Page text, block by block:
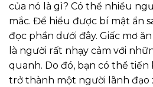
của nó là gì? Có thể nhiều
mắc. Để hiểu được bí mật ẩn
đọc phần dưới đây. Giấc mơ
là người rất nhạy cảm với
quanh. Do đó, bạn có thể tiến
trở thành một người lãnh đạo